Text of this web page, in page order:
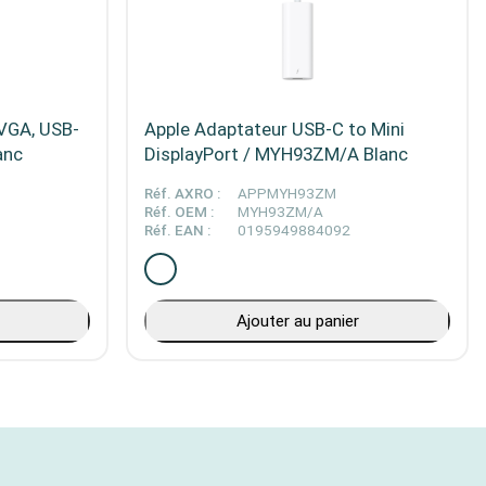
USB-
Apple Adaptateur USB-C to Mini
DisplayPort / MYH93ZM/A Blanc
Réf. AXRO :
APPMYH93ZM
Réf. OEM :
MYH93ZM/A
Réf. EAN :
0195949884092
Ajouter au panier